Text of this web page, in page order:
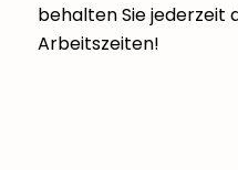
behalten Sie jederzeit
Arbeitszeiten!